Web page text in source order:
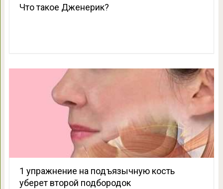
Что такое Дженерик?
1 упражнение на подъязычную кость
уберет второй подбородок